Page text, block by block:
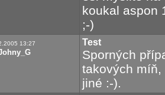
koukal aspon
;-)
13:27 Test
Sporných
takových míň,
jiné :-).